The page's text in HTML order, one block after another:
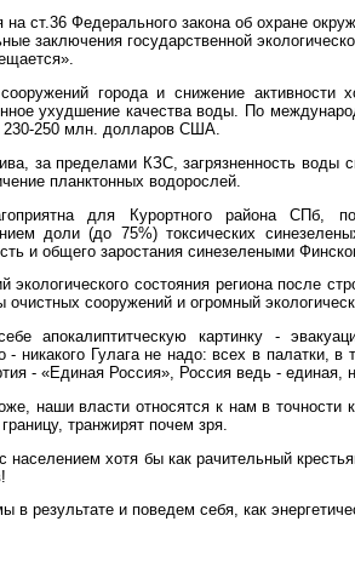
на ст.36 Федерального закона об охране
заключения государственной
города и снижение активности
ухудшение качества воды. По
230-250 млн. долларов США.
за пределами КЗС, загрязненность воды
планктонных водорослей.
для Курортного района СПб,
доли (до 75%) токсических
и общего заростания синезелеными
экологического состояния региона после
очистных сооружений и огромный
апокалиптитческую картинку -
никакого Гулага не надо: всех в палатки,
- «Единая Россия», Россия ведь - единая,
наши власти относятся к нам в точности
транжирят почем зря.
хотя бы как рачительный
в результате и поведем себя, как